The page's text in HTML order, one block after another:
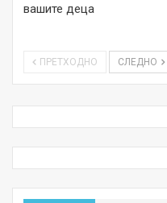
вашите деца
ПРЕТХОДНО СЛЕДНО